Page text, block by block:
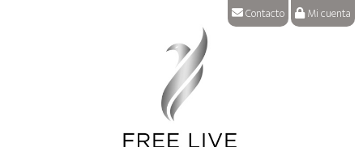
Contacto Mi cuenta